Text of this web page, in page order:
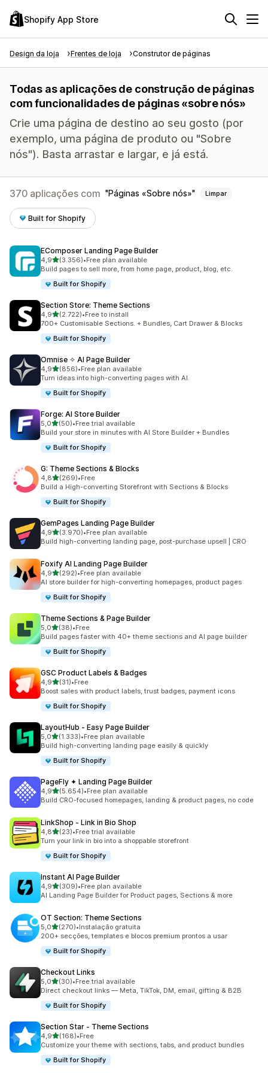
Shopify App Store
Design da loja Frentes de loja Construtor de páginas
Todas as aplicações de construção de páginas
com funcionalidades de páginas «sobre nós»
Crie uma página de destino ao seu gosto (por
exemplo, uma página de produto ou "Sobre
nós"). Basta arrastar e largar, e já está.
370 aplicações com Páginas «Sobre nós» Limpar
Built for Shopify
EComposer Landing Page Builder
4,9de 5 estrelas
(3.356)
3356 total de avaliações
•Free plan available
Build pages to sell more, from home page, product, blog, etc.
Built for Shopify
Section Store: Theme Sections
4,9de 5 estrelas
(2.722)
2722 total de avaliações
•Free to install
700+ Customisable Sections. + Bundles, Cart Drawer & Blocks
Built for Shopify
Omnise ✧ AI Page Builder
4,9de 5 estrelas
(856)
856 total de avaliações
•Free plan available
Turn ideas into high-converting pages with AI.
Built for Shopify
Forge: AI Store Builder
5,0de 5 estrelas
(50)
50 total de avaliações
•Free trial available
Build your store in minutes with AI Store Builder + Bundles
Built for Shopify
G: Theme Sections & Blocks
4,8de 5 estrelas
(269)
269 total de avaliações
•Free
Build a High-converting Storefront with Sections & Blocks
Built for Shopify
GemPages Landing Page Builder
4,9de 5 estrelas
(3.970)
3970 total de avaliações
•Free plan available
Build high-converting landing page, post-purchase upsell | CRO
Foxify AI Landing Page Builder
4,9de 5 estrelas
(292)
292 total de avaliações
•Free plan available
AI store builder for high-converting homepages, product pages
Built for Shopify
Theme Sections & Page Builder
5,0de 5 estrelas
(38)
38 total de avaliações
•Free
Build pages faster with 40+ theme sections and AI page builder
Built for Shopify
GSC Product Labels & Badges
4,9de 5 estrelas
(31)
31 total de avaliações
•Free
Boost sales with product labels, trust badges, payment icons
Built for Shopify
LayoutHub ‑ Easy Page Builder
5,0de 5 estrelas
(1.333)
1333 total de avaliações
•Free plan available
Build high-converting landing page easily & quickly
Built for Shopify
PageFly ✦ Landing Page Builder
4,9de 5 estrelas
(5.654)
5654 total de avaliações
•Free plan available
Build CRO-focused homepages, landing & product pages, no code
LinkShop ‑ Link in Bio Shop
4,8de 5 estrelas
(23)
23 total de avaliações
•Free trial available
Turn your link in bio into a shoppable storefront
Built for Shopify
Instant AI Page Builder
4,9de 5 estrelas
(309)
309 total de avaliações
•Free plan available
AI Landing Page Builder for Product pages, Sections & more
OT Section: Theme Sections
5,0de 5 estrelas
(270)
270 total de avaliações
•Instalação gratuita
200+ secções, templates e blocos premium prontos a usar
Built for Shopify
Checkout Links
5,0de 5 estrelas
(30)
30 total de avaliações
•Free trial available
Direct checkout links — Meta, TikTok, DM, email, gifting & B2B
Built for Shopify
Section Star ‑ Theme Sections
4,9de 5 estrelas
(168)
168 total de avaliações
•Free
Customize your theme with sections, tabs, and product bundles
Built for Shopify